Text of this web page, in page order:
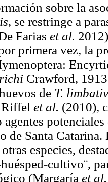
sobre la
, se restringe a
Farias et al.
primera vez, la
Crawford,
de T.
Riffel et al. (2010),
agentes
de Santa
especies,
cultivo¨,
(Margaría et